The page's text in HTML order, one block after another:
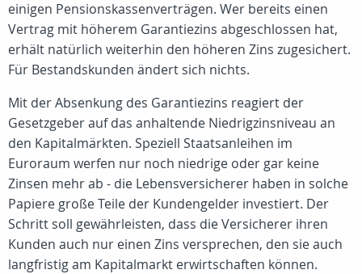
einigen Pensionskassenverträgen. Wer bereits einen
Vertrag mit höherem Garantiezins abgeschlossen hat,
erhält natürlich weiterhin den höheren Zins zugesichert.
Für Bestandskunden ändert sich nichts.
Mit der Absenkung des Garantiezins reagiert der
Gesetzgeber auf das anhaltende Niedrigzinsniveau an
den Kapitalmärkten. Speziell Staatsanleihen im
Euroraum werfen nur noch niedrige oder gar keine
Zinsen mehr ab - die Lebensversicherer haben in solche
Papiere große Teile der Kundengelder investiert. Der
Schritt soll gewährleisten, dass die Versicherer ihren
Kunden auch nur einen Zins versprechen, den sie auch
langfristig am Kapitalmarkt erwirtschaften können.